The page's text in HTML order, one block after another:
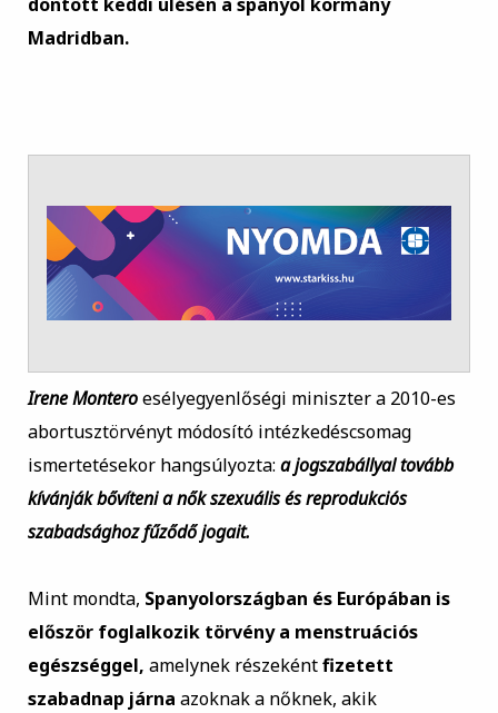
Madridban.
Irene Montero esélyegyenlőségi miniszter a 2010-es
abortusztörvényt módosító intézkedéscsomag
ismertetésekor hangsúlyozta: a jogszabállyal tovább
kívánják bővíteni a nők szexuális és reprodukciós
szabadsághoz fűződő jogait.
Mint mondta, Spanyolországban és Európában is
először foglalkozik törvény a menstruációs
egészséggel, amelynek részekéntfizetett
szabadnap járna azoknak a nőknek, akik